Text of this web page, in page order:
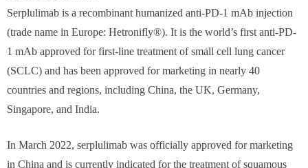
Serplulimab is a recombinant humanized anti-PD-1 mAb injection
(trade name in Europe: Hetronifly®). It is the world’s first anti-PD-
1 mAb approved for first-line treatment of small cell lung cancer
(SCLC) and has been approved for marketing in nearly 40
countries and regions, including China, the UK, Germany,
Singapore, and India.
In March 2022, serplulimab was officially approved for marketing
in China and is currently indicated for the treatment of squamous